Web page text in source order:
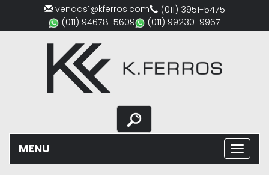
vendas1@kferros.com
(011) 3951-5475
(011) 94678-5609
(011) 99230-9967
MENU